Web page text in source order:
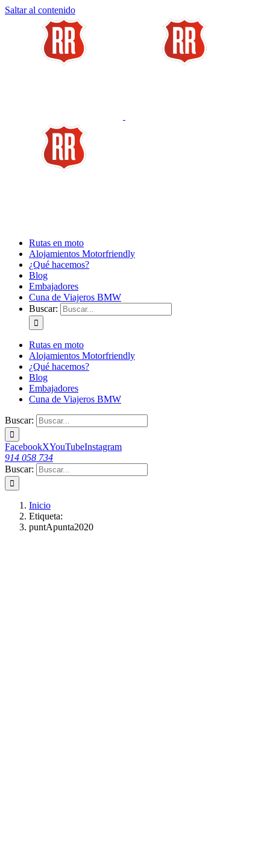
Saltar al contenido
Rutas en moto
Alojamientos Motorfriendly
¿Qué hacemos?
Blog
Embajadores
Cuna de Viajeros BMW
Buscar:
Rutas en moto
Alojamientos Motorfriendly
¿Qué hacemos?
Blog
Embajadores
Cuna de Viajeros BMW
Buscar:
FacebookXYouTubeInstagram
914 058 734
Buscar:
Inicio
Etiqueta:
puntApunta2020